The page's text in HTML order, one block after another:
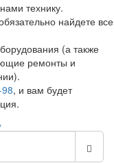
технику.
найдете все
(а также
ремонты и
, и вам будет